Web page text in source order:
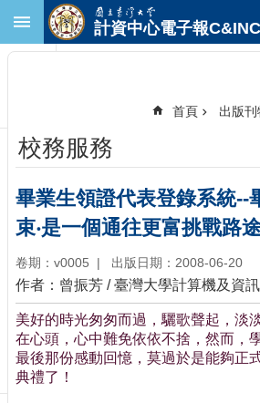
跳到主要內容區塊
首
頁
臺
大
首
計
中
首
頁
聯
絡
計資中心電子報
首頁 出版刊
校務服務
畢業生領證代表登錄系統--
束‧是一個通往更富挑戰路
卷期：v0005 出版日期：2008-06-20
作者：曾振芳 / 臺灣大學計算機及資
美好的時光匆匆而過，驪歌聲起，淡
在心頭，心中難免依依不捨，然而，
最後那份感動回憶，莫過於是能夠正
典禮了！